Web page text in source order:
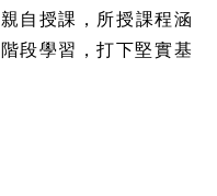
自授課，所授課程涵
段學習，打下堅實基